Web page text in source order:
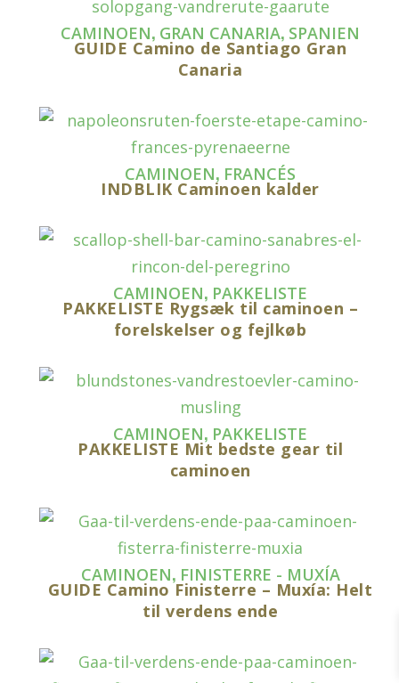
CAMINOEN, GRAN CANARIA, SPANIEN
GUIDE Camino de Santiago Gran
Canaria
CAMINOEN, FRANCÉS
INDBLIK Caminoen kalder
CAMINOEN, PAKKELISTE
PAKKELISTE Rygsæk til caminoen –
forelskelser og fejlkøb
CAMINOEN, PAKKELISTE
PAKKELISTE Mit bedste gear til
caminoen
CAMINOEN, FINISTERRE - MUXÍA
GUIDE Camino Finisterre – Muxía: Helt
til verdens ende